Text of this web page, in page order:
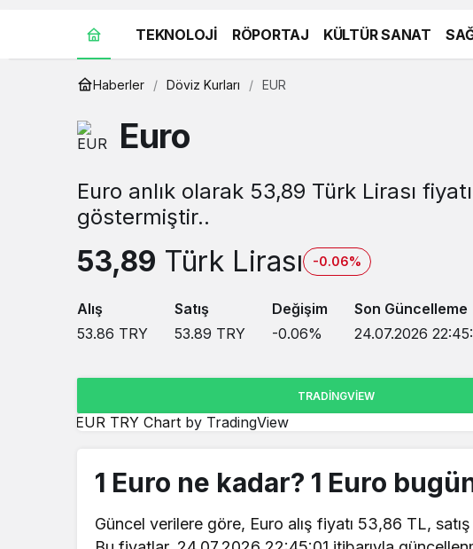
TEKNOLOJİ RÖPORTAJ KÜLTÜR SANAT
Haberler Döviz Kurları EUR
Euro
Euro anlık olarak 53,89 Türk Lirası
göstermiştir..
53,89 Türk Lirası -0.06%
Alış
53.86 TRY
Satış
53.89 TRY
Değişim
-0.06%
Son Güncelleme
24.07.2026
TRADINGVIEW
EUR TRY Chart by TradingView
1 Euro ne kadar? 1 Euro
Güncel verilere göre, Euro alış fiyatı 53,86 TL,